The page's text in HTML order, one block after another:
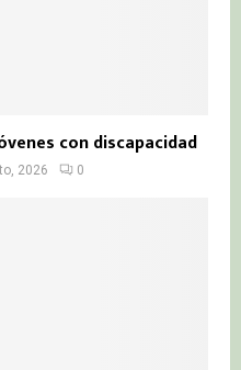
con discapacidad
2026 0